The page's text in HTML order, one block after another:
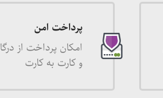
پرداخت امن
امکان پرداخت از
و کارت به کارت